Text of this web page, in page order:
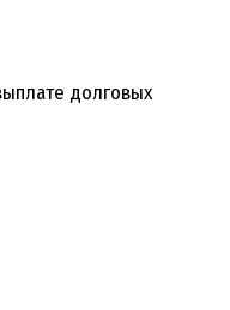
долговых